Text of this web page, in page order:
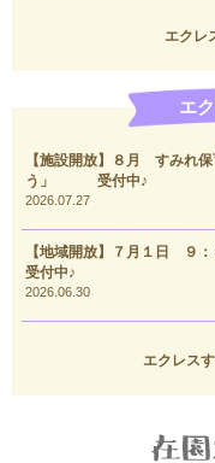
エクレ
エ
【施設開放】８月 すみれ
う」 受付中♪
2026.07.27
【地域開放】７月１日 ９
受付中♪
2026.06.30
エクレス